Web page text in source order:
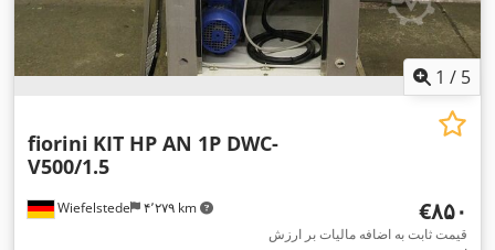
1 / 5
Wiefelstede ۴٬۲۷۹ km
fiorini KIT HP AN 1P DWC-
V500/1.5
‎€۸۵۰
قیمت ثابت به اضافه مالیات بر ارزش